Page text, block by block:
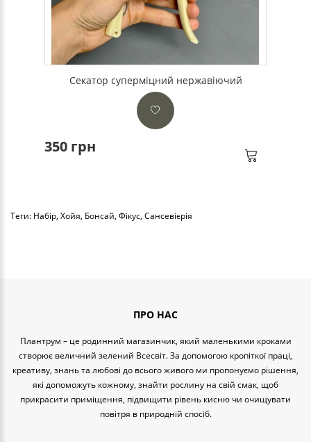
Секатор суперміцний нержавіючий
350 грн
Теги: Набір, Хойя, Бонсай, Фікус, Сансевієрія
ПРО НАС
Плантрум – це родинний магазинчик, який маленькими кроками
створює величний зелений Всесвіт. За допомогою кропіткої праці,
креативу, знань та любові до всього живого ми пропонуємо рішення,
які допоможуть кожному, знайти рослину на свій смак, щоб
прикрасити приміщення, підвищити рівень кисню чи очищувати
повітря в природній спосіб.